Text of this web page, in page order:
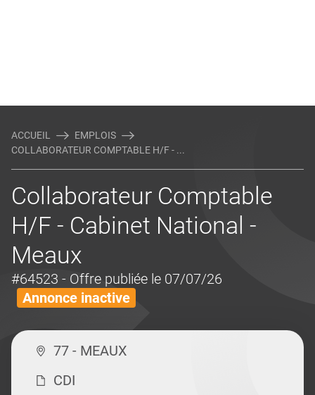
ACCUEIL
EMPLOIS
COLLABORATEUR COMPTABLE H/F - ...
Collaborateur Comptable
H/F - Cabinet National -
Meaux
#64523 - Offre publiée le 07/07/26
Annonce inactive
77 - MEAUX
CDI